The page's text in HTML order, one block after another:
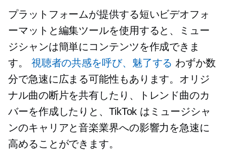
プラットフォームが提供する短いビデオフォ
ーマットと編集ツールを使用すると、ミュー
ジシャンは簡単にコンテンツを作成できま
す。 視聴者の共感を呼び、魅了する わずか数
分で急速に広まる可能性もあります。オリジ
ナル曲の断片を共有したり、トレンド曲のカ
バーを作成したりと、TikTok はミュージシャ
ンのキャリアと音楽業界への影響力を急速に
高めることができます。